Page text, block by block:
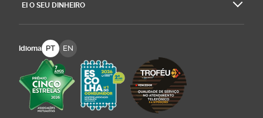
EI O SEU DINHEIRO
Idioma PT EN